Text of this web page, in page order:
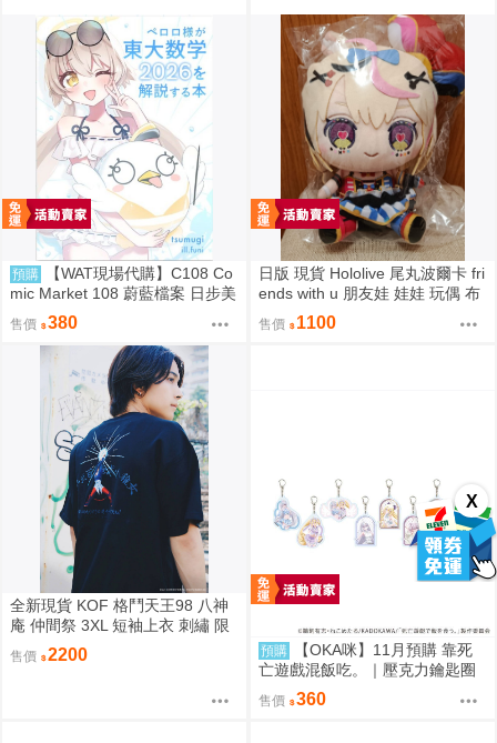
X
預購
【WAT現場代購】C108 Co
mic Market 108 蔚藍檔案 日步美
ペロロ様が東大数学2026を解説
する本
售價 380
日版 現貨 Hololive 尾丸波爾卡 fri
ends with u 朋友娃 娃娃 玩偶 布
偶 座長 尾丸ポルカ
售價 1100
全新現貨 KOF 格鬥天王98 八神
庵 仲間祭 3XL 短袖上衣 刺繡 限
定聯名
售價 2200 預購
【OKA咪】11月預購 靠死
亡遊戲混飯吃。｜壓克力鑰匙圈
02/盲抽(8種)(官方&新繪插畫) 隨
機一款
售價 360